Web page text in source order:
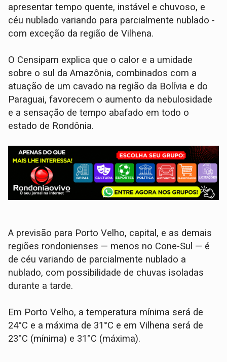
apresentar tempo quente, instável e chuvoso, e
céu nublado variando para parcialmente nublado -
com exceção da região de Vilhena.
O Censipam explica que o calor e a umidade
sobre o sul da Amazônia, combinados com a
atuação de um cavado na região da Bolívia e do
Paraguai, favorecem o aumento da nebulosidade
e a sensação de tempo abafado em todo o
estado de Rondônia.
A previsão para Porto Velho, capital, e as demais
regiões rondonienses — menos no Cone-Sul — é
de céu variando de parcialmente nublado a
nublado, com possibilidade de chuvas isoladas
durante a tarde.
Em Porto Velho, a temperatura mínima será de
24°C e a máxima de 31°C e em Vilhena será de
23°C (mínima) e 31°C (máxima).